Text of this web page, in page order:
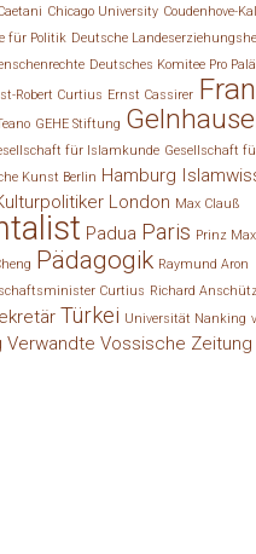
Chicago University Coudenhove-
für Politik Deutsche
Deutsches Komitee Pro
Robert Curtius Ernst Cassirer
GEHE Stiftung
für Islamkunde Gesellschaft
Kunst Berlin Hamburg
London Max Clauß
Padua Paris Prinz
Pädagogik Raymund Aron
Curtius Richard
Türkei Universität Nanking
Verwandte Vossische Zeitung